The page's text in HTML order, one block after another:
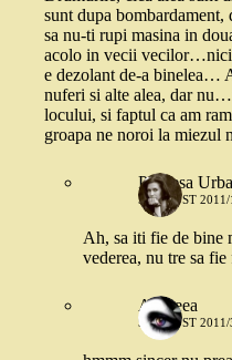
sunt dupa
sa nu-ti rupi masina in
acolo in vecii
e dezolant de-a binelea…
nuferi si alte alea, dar
locului, si faptul ca am
groapa ne noroi la
Printesa
5 AUGUST
Ah, sa iti fie de bine
vederea, nu tre sa
Andreea
5 AUGUST